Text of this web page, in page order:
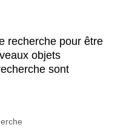
recherche pour être
objets
sont